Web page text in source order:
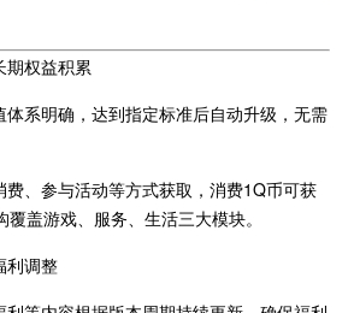
期权益积累
体系明确，达到指定标准后自动升级，无需
费、参与活动等方式获取，消费1Q币可获
盖游戏、服务、生活三大模块。
利调整